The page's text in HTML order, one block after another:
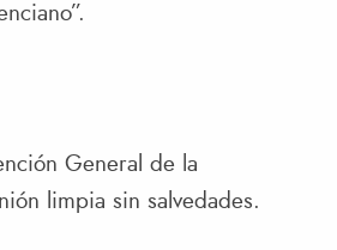
General de la
limpia sin salvedades.